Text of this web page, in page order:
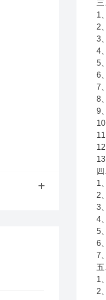
1
2
3
4
5
6
7
8
9
1
2
3
4
5
6
7
1
2